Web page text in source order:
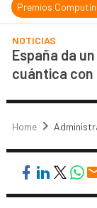
Premios
NOTICIAS
España da
cuántica con
Home